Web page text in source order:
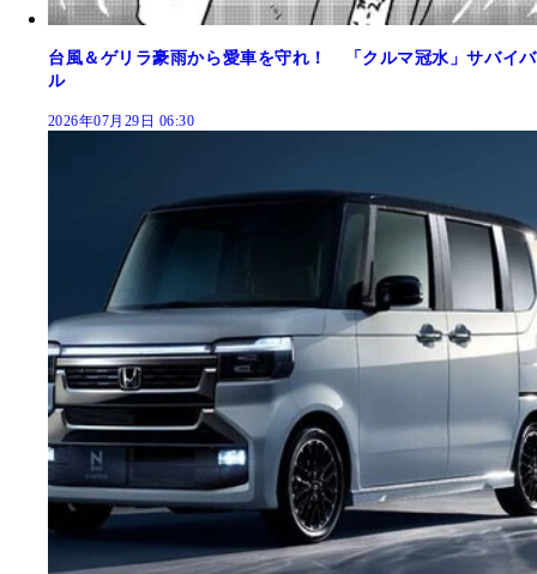
台風＆ゲリラ豪雨から愛車を守れ！ 「クルマ冠水」サバイバ
ル
2026年07月29日 06:30